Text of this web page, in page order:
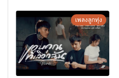
เพลงลูกทุ่ง